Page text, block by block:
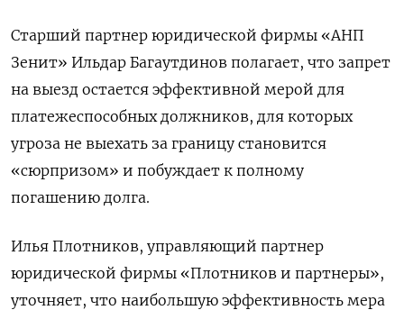
Старший партнер юридической фирмы «АНП
Зенит» Ильдар Багаутдинов полагает, что запрет
на выезд остается эффективной мерой для
платежеспособных должников, для которых
угроза не выехать за границу становится
«сюрпризом» и побуждает к полному
погашению долга.
Илья Плотников, управляющий партнер
юридической фирмы «Плотников и партнеры»,
уточняет, что наибольшую эффективность мера